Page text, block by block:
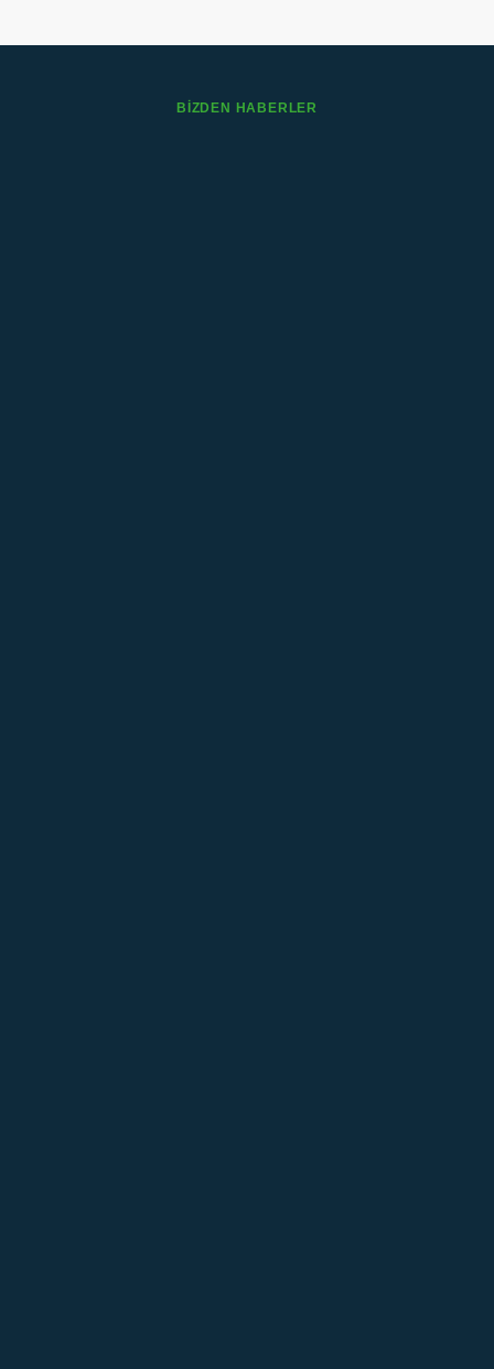
BİZDEN HABERLER